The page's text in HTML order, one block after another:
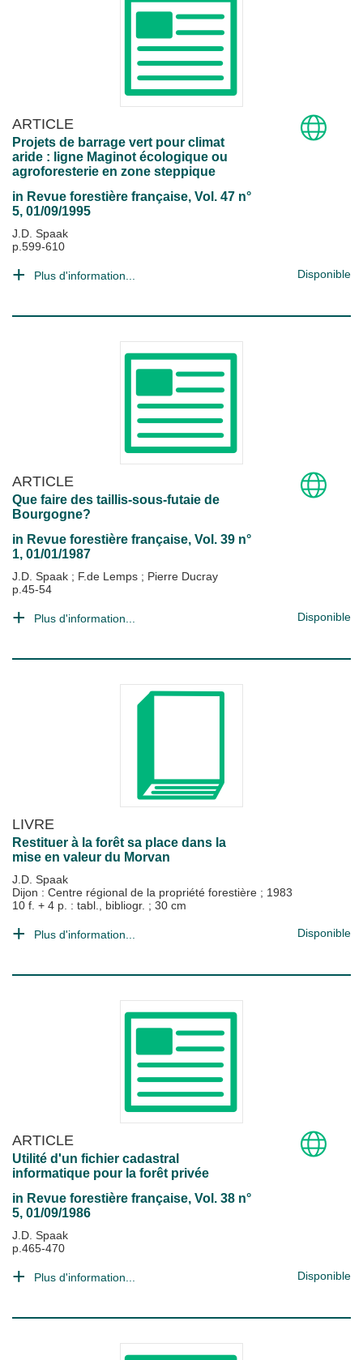
ARTICLE
Projets de barrage vert pour climat
aride : ligne Maginot écologique ou
agroforesterie en zone steppique
in Revue forestière française, Vol. 47 n°
5, 01/09/1995
J.D. Spaak
p.599-610
Plus d'information... Disponible
ARTICLE
Que faire des taillis-sous-futaie de
Bourgogne?
in Revue forestière française, Vol. 39 n°
1, 01/01/1987
J.D. Spaak ; F.de Lemps ; Pierre Ducray
p.45-54
Plus d'information... Disponible
LIVRE
Restituer à la forêt sa place dans la
mise en valeur du Morvan
J.D. Spaak
Dijon : Centre régional de la propriété forestière ; 1983
10 f. + 4 p. : tabl., bibliogr. ; 30 cm
Plus d'information... Disponible
ARTICLE
Utilité d'un fichier cadastral
informatique pour la forêt privée
in Revue forestière française, Vol. 38 n°
5, 01/09/1986
J.D. Spaak
p.465-470
Plus d'information... Disponible